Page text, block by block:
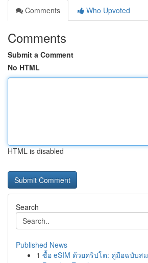
Comments
Who Upvoted
Comments
Submit a Comment
No HTML
HTML is disabled
Search
Published News
1 ซื้อ eSIM ด้วยคริปโต: คู่มือฉบับส